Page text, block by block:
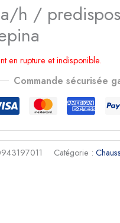
h /
en rupture et indisponible.
Commande sécurisée
Catégorie :